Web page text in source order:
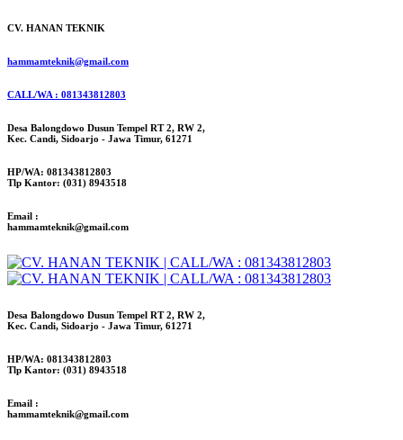
CV. HANAN TEKNIK
hammamteknik@gmail.com
CALL/WA : 081343812803
Desa Balongdowo Dusun Tempel RT 2, RW 2,
Kec. Candi, Sidoarjo - Jawa Timur, 61271
HP/WA: 081343812803
Tlp Kantor: (031) 8943518
Email :
hammamteknik@gmail.com
Desa Balongdowo Dusun Tempel RT 2, RW 2,
Kec. Candi, Sidoarjo - Jawa Timur, 61271
HP/WA: 081343812803
Tlp Kantor: (031) 8943518
Email :
hammamteknik@gmail.com